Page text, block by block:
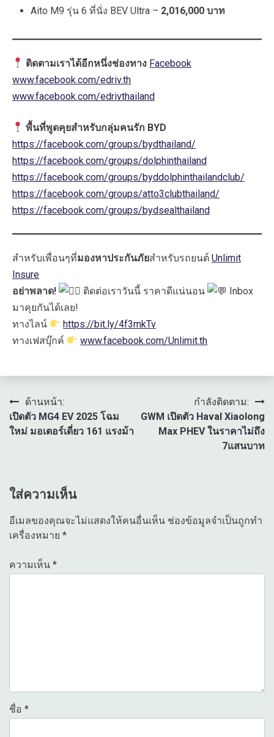
Aito M9 รุ่น 6 ที่นั่ง BEV Ultra – 2,016,000 บาท
ติดตามเราได้อีกหนึ่งช่องทาง Facebook
www.facebook.com/edriv.th
www.facebook.com/edrivthailand
พื้นที่พูดคุยสำหรับกลุ่มคนรัก BYD
https://facebook.com/groups/bydthailand/
https://facebook.com/groups/dolphinthailand
https://facebook.com/groups/byddolphinthailandclub/
https://facebook.com/groups/atto3clubthailand/
https://facebook.com/groups/bydsealthailand
สำหรับเพื่อนๆที่มองหาประกันภัยสำหรับรถยนต์ Unlimit
Insure
อย่าพลาด!
ติดต่อเราวันนี้ ราคาดีแน่นอน
Inbox
มาคุยกันได้เลย!
ทางไลน์
https://bit.ly/4f3mkTv
ทางเฟสบุ๊กค์
www.facebook.com/Unlimit.th
แนะแนว
เรื่อง
ด้านหน้า:
เปิดตัว MG4 EV 2025 โฉม
ใหม่ มอเตอร์เดี่ยว 161 แรงม้า
กำลังติดตาม:
GWM เปิดตัว Haval Xiaolong
Max PHEV ในราคาไม่ถึง
7แสนบาท
ใส่ความเห็น
อีเมลของคุณจะไม่แสดงให้คนอื่นเห็น ช่องข้อมูลจำเป็นถูกทำ
เครื่องหมาย *
ความเห็น *
ชื่อ *